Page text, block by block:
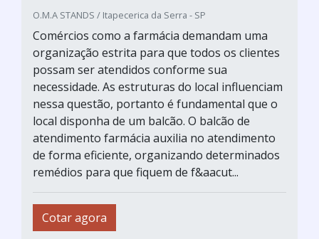
O.M.A STANDS / Itapecerica da Serra - SP
Comércios como a farmácia demandam uma
organização estrita para que todos os clientes
possam ser atendidos conforme sua
necessidade. As estruturas do local influenciam
nessa questão, portanto é fundamental que o
local disponha de um balcão. O balcão de
atendimento farmácia auxilia no atendimento
de forma eficiente, organizando determinados
remédios para que fiquem de f&aacut...
Cotar agora